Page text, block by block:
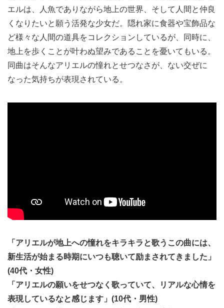
エルは、人魚でありながら地上の世界、そして人間と仲良
くなりたいと願う活発な少女だ。隠れ家に食器や宝飾品な
ど様々な人間の道具をコレクションしているが、同時に、
地上を歩くことが叶わぬ望みであることを憂いてもいる。
同曲はそんなアリエルの憧れとせつなさが、ない交ぜに
なった気持ちが表現されている。
「アリエルが地上への憧れをキラキラと歌うこの曲には、
新生活が始まる時期にいつも聴いて励まされてきました」
(40代・女性)
「アリエルの願いをせつなく歌っていて、リアルな心情を
表現しているなと感じます」(10代・男性)